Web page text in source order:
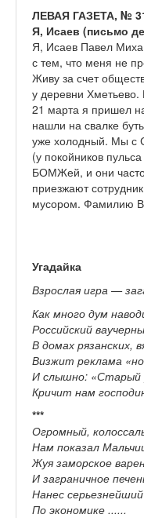
ЛЕВАЯ ГАЗЕТА, №
Я, Исаев (письмо
Я, Исаев Павел
с тем, что меня не
Живу за счет
у деревни
21 марта я пришел
нашли на свалке
уже холодный. Мы с
(у покойников
БОМЖей, и они часто
приезжают
мусором. Фамилию
Угадайка
Взрослая игра —
Как много дум
Российский
В домах рязанских,
Визжит реклама
И слышно: «Старый
Кричит нам
***
Огромный,
Нам показал
Жуя заморское
И заграничное
Нанес
По экономике ......